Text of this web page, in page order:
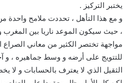
يختبر التركيز .
و مع هذا التأهل ، تحددت ملامح واحدة
، حيث سيكون الموعد ناريا بين المغرب
مواجهة تختصر الكثير من معاني
للتتويج على أرضه و وسط جماهيره ، و
الثقيل الذي لا يعترف بالحسابات و لا